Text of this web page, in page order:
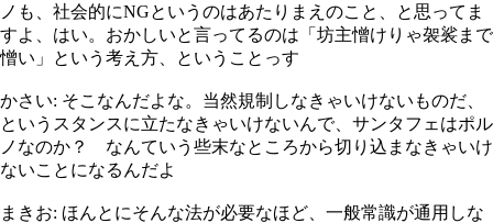
ノも、社会的にNGというのはあたりまえのこと、と思ってま
すよ、はい。おかしいと言ってるのは「坊主憎けりゃ袈裟まで
憎い」という考え方、ということっす
かさい: そこなんだよな。当然規制しなきゃいけないものだ、
というスタンスに立たなきゃいけないんで、サンタフェはポル
ノなのか？ なんていう些末なところから切り込まなきゃいけ
ないことになるんだよ
まきお: ほんとにそんな法が必要なほど、一般常識が通用しな